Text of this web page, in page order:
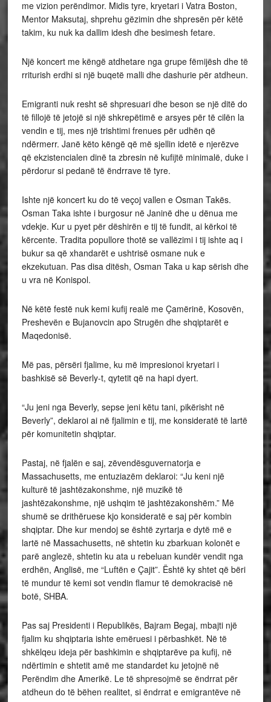
me vizion perëndimor. Midis tyre, kryetari i Vatra Boston,
Mentor Maksutaj, shprehu gëzimin dhe shpresën për këtë
takim, ku nuk ka dallim idesh dhe besimesh fetare.
Një koncert me këngë atdhetare nga grupe fëmijësh dhe të
rriturish erdhi si një buqetë malli dhe dashurie për atdheun.
Emigranti nuk resht së shpresuari dhe beson se një ditë do
të fillojë të jetojë si një shkrepëtimë e arsyes për të cilën la
vendin e tij, mes një trishtimi frenues për udhën që
ndërmerr. Janë këto këngë që më sjellin idetë e njerëzve
që ekzistencialen dinë ta zbresin në kufijtë minimalë, duke i
përdorur si pedanë të ëndrrave të tyre.
Ishte një koncert ku do të veçoj vallen e Osman Takës.
Osman Taka ishte i burgosur në Janinë dhe u dënua me
vdekje. Kur u pyet për dëshirën e tij të fundit, ai kërkoi të
kërcente. Tradita popullore thotë se vallëzimi i tij ishte aq i
bukur sa që xhandarët e ushtrisë osmane nuk e
ekzekutuan. Pas disa ditësh, Osman Taka u kap sërish dhe
u vra në Konispol.
Në këtë festë nuk kemi kufij realë me Çamërinë, Kosovën,
Preshevën e Bujanovcin apo Strugën dhe shqiptarët e
Maqedonisë.
Më pas, përsëri fjalime, ku më impresionoi kryetari i
bashkisë së Beverly-t, qytetit që na hapi dyert.
“Ju jeni nga Beverly, sepse jeni këtu tani, pikërisht në
Beverly”, deklaroi ai në fjalimin e tij, me konsideratë të lartë
për komunitetin shqiptar.
Pastaj, në fjalën e saj, zëvendësguvernatorja e
Massachusetts, me entuziazëm deklaroi: “Ju keni një
kulturë të jashtëzakonshme, një muzikë të
jashtëzakonshme, një ushqim të jashtëzakonshëm.” Më
shumë se drithëruese kjo konsideratë e saj për kombin
shqiptar. Dhe kur mendoj se është zyrtarja e dytë më e
lartë në Massachusetts, në shtetin ku zbarkuan kolonët e
parë anglezë, shtetin ku ata u rebeluan kundër vendit nga
erdhën, Anglisë, me “Luftën e Çajit”. Është ky shtet që bëri
të mundur të kemi sot vendin flamur të demokracisë në
botë, SHBA.
Pas saj Presidenti i Republikës, Bajram Begaj, mbajti një
fjalim ku shqiptaria ishte emëruesi i përbashkët. Në të
shkëlqeu ideja për bashkimin e shqiptarëve pa kufij, në
ndërtimin e shtetit amë me standardet ku jetojnë në
Perëndim dhe Amerikë. Le të shpresojmë se ëndrrat për
atdheun do të bëhen realitet, si ëndrrat e emigrantëve në